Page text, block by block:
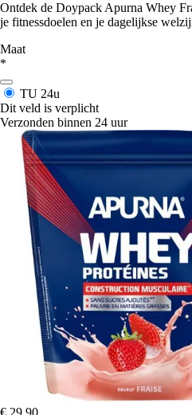
Ontdek de Doypack Apurna Whey
je fitnessdoelen en je dagelijkse
Maat
*
TU 24u
Dit veld is verplicht
Verzonden binnen 24 uur